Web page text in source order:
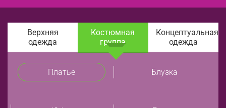
Верхняя
одежда
Костюмная
группа
Концептуальная
одежда
Платье Блузка